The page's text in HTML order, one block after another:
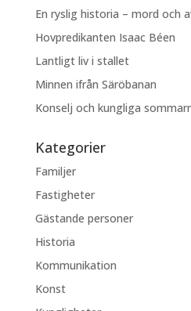
En ryslig historia – mord och
Hovpredikanten Isaac Béen
Lantligt liv i stallet
Minnen ifrån Säröbanan
Konselj och kungliga
Kategorier
Familjer
Fastigheter
Gästande personer
Historia
Kommunikation
Konst